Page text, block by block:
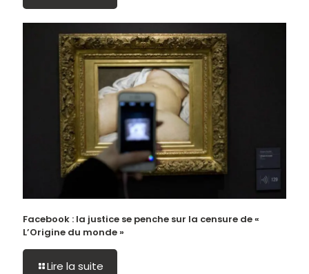
Facebook : la justice se penche sur la censure de «
L’Origine du monde »
Lire la suite